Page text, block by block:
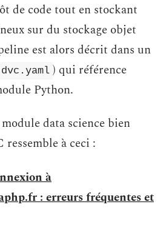
de code tout en stockant
sur du stockage objet
est alors décrit dans un
dvc.yaml ) qui référence
Python.
data science bien
à ceci :
à
: erreurs fréquentes et